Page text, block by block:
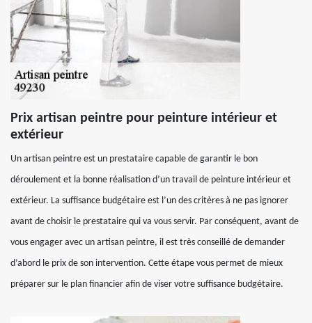
Prix artisan peintre pour peinture intérieur et
extérieur
Un artisan peintre est un prestataire capable de garantir le bon
déroulement et la bonne réalisation d’un travail de peinture intérieur et
extérieur. La suffisance budgétaire est l’un des critères à ne pas ignorer
avant de choisir le prestataire qui va vous servir. Par conséquent, avant de
vous engager avec un artisan peintre, il est très conseillé de demander
d’abord le prix de son intervention. Cette étape vous permet de mieux
préparer sur le plan financier afin de viser votre suffisance budgétaire.